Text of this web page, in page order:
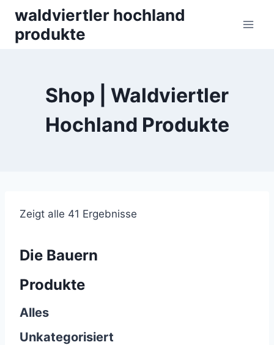
content
waldviertler hochland
produkte
Shop | Waldviertler
Hochland Produkte
Zeigt alle 41 Ergebnisse
Die Bauern
Produkte
Alles
Unkategorisiert